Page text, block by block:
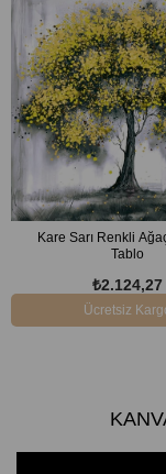
Kare Sarı Renkli
Tablo
₺2.124,27
Ücretsiz